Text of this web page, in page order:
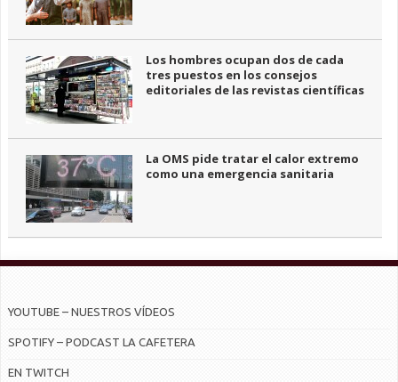
Los hombres ocupan dos de cada
tres puestos en los consejos
editoriales de las revistas científicas
La OMS pide tratar el calor extremo
como una emergencia sanitaria
YOUTUBE – NUESTROS VÍDEOS
SPOTIFY – PODCAST LA CAFETERA
EN TWITCH